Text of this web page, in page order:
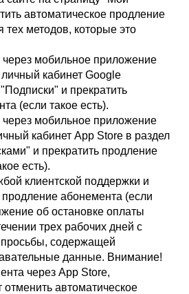
автоматическое продление
тех методов, которые это
через мобильное приложение
кабинет Google
и прекратить
(если такое есть).
через мобильное приложение
кабинет App Store в раздел
и прекратить продление
есть).
клиентской поддержки и
продление абонемента (если
об остановке оплаты
трех рабочих дней с
содержащей
данные. Внимание!
через App Store,
автоматическое